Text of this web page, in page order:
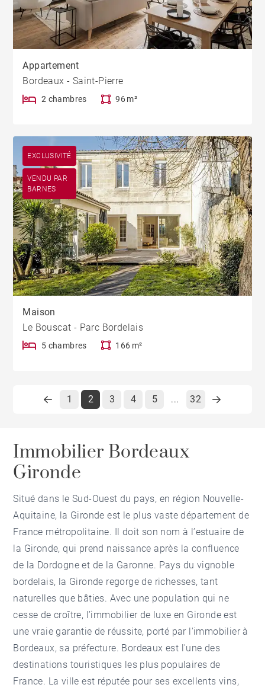
Appartement
Bordeaux - Saint-Pierre
2 chambres 96 m²
EXCLUSIVITÉ
VENDU PAR
BARNES
Maison
Le Bouscat - Parc Bordelais
5 chambres 166 m²
1 2 3 4 5 ... 32
Immobilier Bordeaux
Gironde
Situé dans le Sud-Ouest du pays, en région Nouvelle-
Aquitaine, la Gironde est le plus vaste département de
France métropolitaine. Il doit son nom à l’estuaire de
la Gironde, qui prend naissance après la confluence
de la Dordogne et de la Garonne. Pays du vignoble
bordelais, la Gironde regorge de richesses, tant
naturelles que bâties. Avec une population qui ne
cesse de croître, l’immobilier de luxe en Gironde est
une vraie garantie de réussite, porté par l'immobilier à
Bordeaux, sa préfecture. Bordeaux est l'une des
destinations touristiques les plus populaires de
France. La ville est réputée pour ses excellents vins,